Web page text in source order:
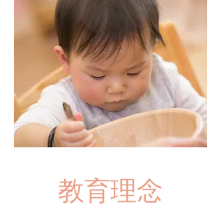
教育理念